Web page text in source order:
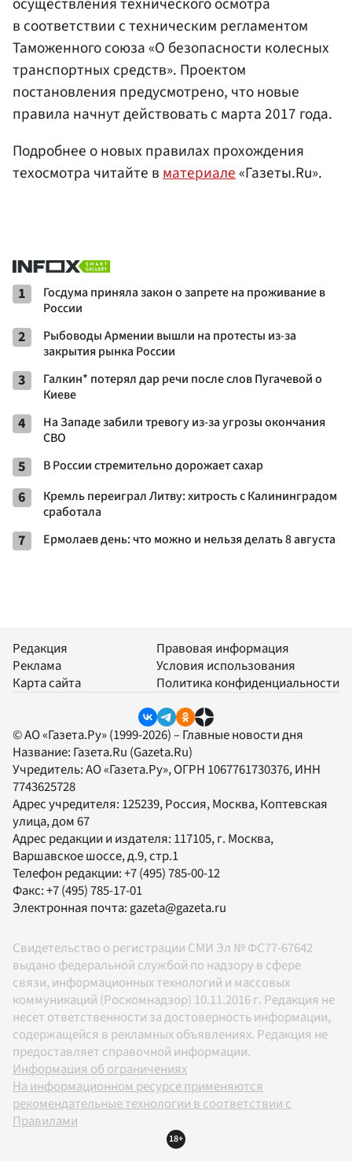
в соответствии с техническим регламентом
Таможенного союза «О безопасности колесных
транспортных средств». Проектом
постановления предусмотрено, что новые
правила начнут действовать с марта 2017 года.
Подробнее о новых правилах прохождения
техосмотра читайте вматериале«Газеты.Ru».
1
Госдума приняла закон о запрете на проживание в
России
2
Рыбоводы Армении вышли на протесты из-за
закрытия рынка России
3
Галкин* потерял дар речи после слов Пугачевой о
Киеве
4
На Западе забили тревогу из-за угрозы окончания
СВО
5 В России стремительно дорожает сахар
6
Кремль переиграл Литву: хитрость с Калининградом
сработала
7 Ермолаев день: что можно и нельзя делать 8 августа
Редакция
Реклама
Карта сайта
Правовая информация
Условия использования
Политика конфиденциальности
© АО «Газета.Ру» (1999-2026) – Главные новости дня
Название: Газета.Ru (Gazeta.Ru)
Учредитель:АО «Газета.Ру», ОГРН 1067761730376, ИНН
7743625728
Адрес учредителя: 125239, Россия, Москва, Коптевская
улица, дом 67
Адрес редакции и издателя: 117105, г. Москва,
Варшавское шоссе, д.9, стр.1
Телефон редакции:+7 (495) 785-00-12
Факс:+7 (495) 785-17-01
Электронная почта:gazeta@gazeta.ru
Свидетельство о регистрации СМИ Эл № ФС77-67642
выдано федеральной службой по надзору в сфере
связи, информационных технологий и массовых
коммуникаций (Роскомнадзор) 10.11.2016 г. Редакция не
несет ответственности за достоверность информации,
содержащейся в рекламных объявлениях. Редакция не
предоставляет справочной информации.
Информация об ограничениях
На информационном ресурсе применяются
рекомендательные технологии в соответствии с
Правилами
18+